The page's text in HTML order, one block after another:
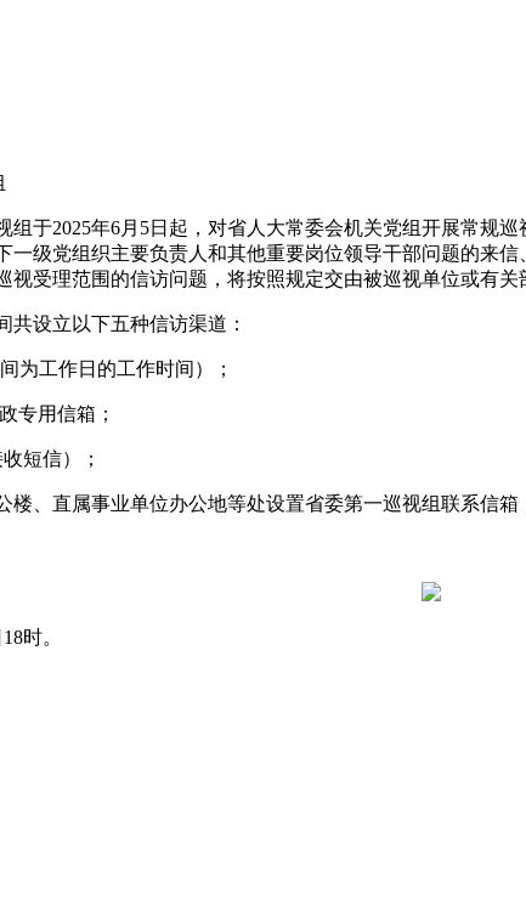
2025年6月5日起，对省人大常委会机关党组开展常规
一级党组织主要负责人和其他重要岗位领导干部问题的来
受理范围的信访问题，将按照规定交由被巡视单位或有关
设立以下五种信访渠道：
为工作日的工作时间）；
专用信箱；
短信）；
、直属事业单位办公地等处设置省委第一巡视组联系信箱
时。